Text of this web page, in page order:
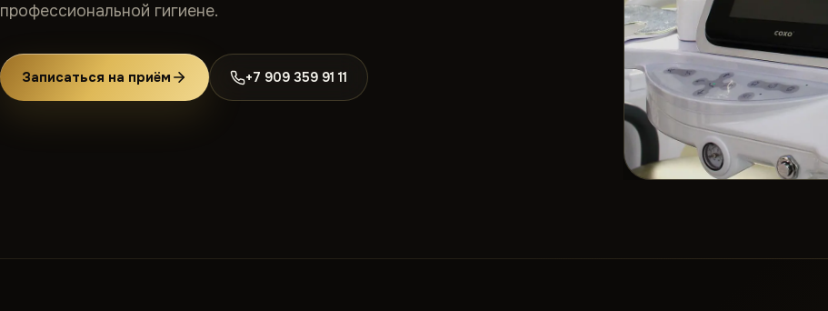
профессиональной гигиене.
Записаться на приём +7 909 359 91 11